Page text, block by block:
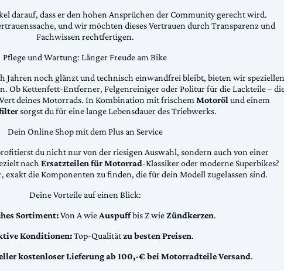
darauf, dass er den hohen Ansprüchen der Community gerecht wird.
und wir möchten dieses Vertrauen durch Transparenz und
Fachwissen rechtfertigen.
Pflege und Wartung: Länger Freude am Bike
Jahren noch glänzt und technisch einwandfrei bleibt, bieten wir speziellen
Ob Kettenfett-Entferner, Felgenreiniger oder Politur für die Lackteile –
deines Motorrads. In Kombination mit frischemMotorölund einem
sorgst du für eine lange Lebensdauer des Triebwerks.
Dein Online Shop mit dem Plus an Service
du nicht nur von der riesigen Auswahl, sondern auch von einer
nachErsatzteilen für Motorrad-Klassiker oder moderne Superbikes?
exakt die Komponenten zu finden, die für dein Modell zugelassen sind.
Deine Vorteile auf einen Blick:
Sortiment:Von A wieAuspuffbis Z wieZündkerzen.
Konditionen:Top-Qualitätzu besten Preisen.
kostenloser Lieferung ab 100,-€ bei Motorradteile Versand.